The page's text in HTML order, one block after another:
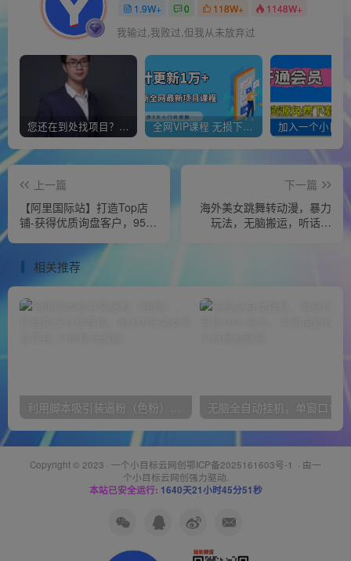
1.9W+ 0 118W+ 1148W+
我输过,我败过,但我从未放弃过
您还在到处找项目？还在当韭菜？我靠经营“一个小目标网创商城”年入百W+，曾经我也负债累累! 全网VIP课程 无损下载~
上一篇
【阿里国际站】打造Top店
铺-获得优质询盘客户，95%
下一篇
海外美女跳舞转动漫，暴力
玩法，无脑搬运，听话照
相关推荐
利用脚本吸引装逼粉（色粉），打造知识付费系统，附388元美女写真项目
Copyright © 2023 · 一个小目标云网创鄂ICP备2025161603号-1 · 由一
个小目标云网创强力驱动.
本站已安全运行: 1640天21小时45分51秒